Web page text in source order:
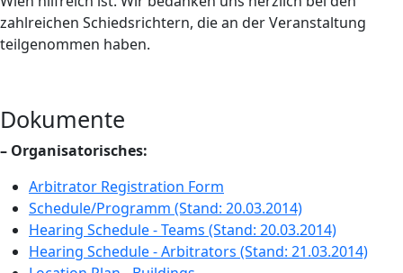
zahlreichen Schiedsrichtern, die an der Veranstaltung
teilgenommen haben.
Dokumente
– Organisatorisches:
Arbitrator Registration Form
Schedule/Programm (Stand: 20.03.2014)
Hearing Schedule - Teams (Stand: 20.03.2014)
Hearing Schedule - Arbitrators (Stand: 21.03.2014)